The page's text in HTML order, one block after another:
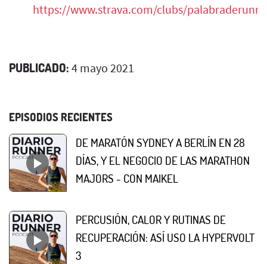
https://www.strava.com/clubs/
PUBLICADO: 4 mayo 2021
EPISODIOS RECIENTES
DE MARATÓN SYDNEY A BERLÍN EN 28
DÍAS, Y EL NEGOCIO DE LAS MARATHON
MAJORS - CON MAIKEL
PERCUSIÓN, CALOR Y RUTINAS DE
RECUPERACIÓN: ASÍ USO LA HYPERVOLT
3